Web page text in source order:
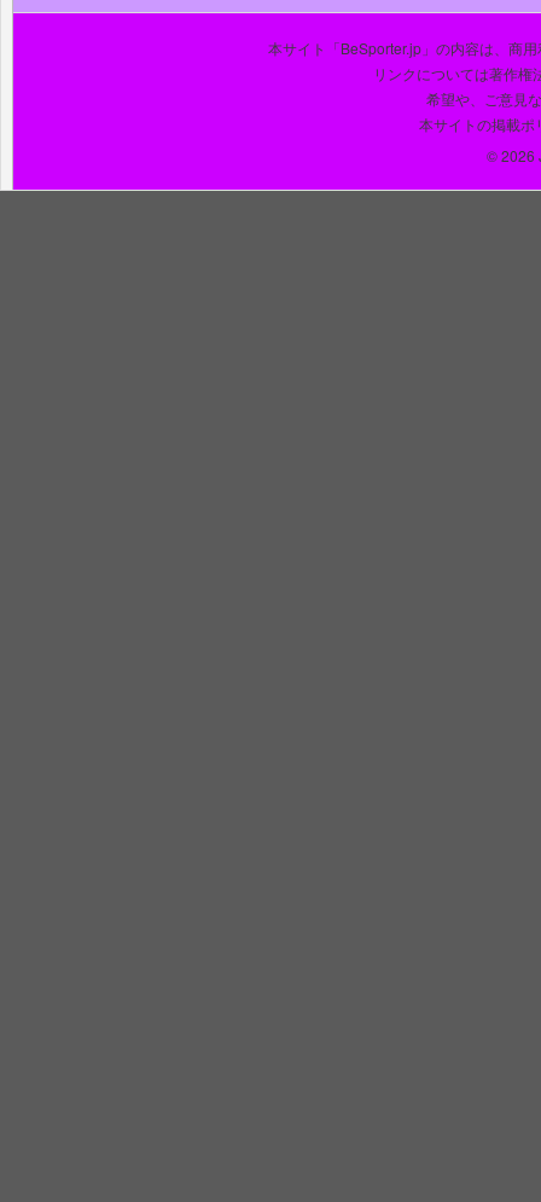
本サイト「BeSporter.jp」の内容は、商
リンクについては著作権
希望や、ご意見
本サイトの掲載ポ
© 2026